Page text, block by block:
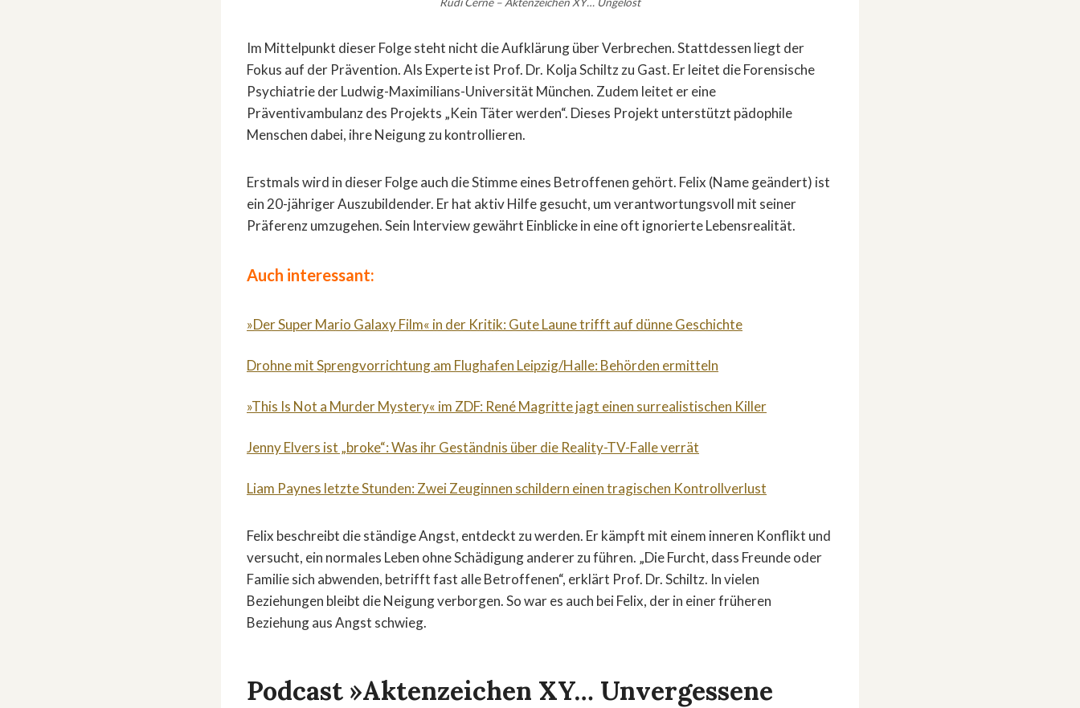
Im Mittelpunkt dieser Folge steht nicht die Aufklärung über Verbrechen. Stattdessen liegt der
Fokus auf der Prävention. Als Experte ist Prof. Dr. Kolja Schiltz zu Gast. Er leitet die Forensische
Psychiatrie der Ludwig-Maximilians-Universität München. Zudem leitet er eine
Präventivambulanz des Projekts „Kein Täter werden“. Dieses Projekt unterstützt pädophile
Menschen dabei, ihre Neigung zu kontrollieren.
Erstmals wird in dieser Folge auch die Stimme eines Betroffenen gehört. Felix (Name geändert) ist
ein 20-jähriger Auszubildender. Er hat aktiv Hilfe gesucht, um verantwortungsvoll mit seiner
Präferenz umzugehen. Sein Interview gewährt Einblicke in eine oft ignorierte Lebensrealität.
Auch interessant:
»Der Super Mario Galaxy Film« in der Kritik: Gute Laune trifft auf dünne Geschichte
Drohne mit Sprengvorrichtung am Flughafen Leipzig/Halle: Behörden ermitteln
»This Is Not a Murder Mystery« im ZDF: René Magritte jagt einen surrealistischen Killer
Jenny Elvers ist „broke“: Was ihr Geständnis über die Reality-TV-Falle verrät
Liam Paynes letzte Stunden: Zwei Zeuginnen schildern einen tragischen Kontrollverlust
Felix beschreibt die ständige Angst, entdeckt zu werden. Er kämpft mit einem inneren Konflikt und
versucht, ein normales Leben ohne Schädigung anderer zu führen. „Die Furcht, dass Freunde oder
Familie sich abwenden, betrifft fast alle Betroffenen“, erklärt Prof. Dr. Schiltz. In vielen
Beziehungen bleibt die Neigung verborgen. So war es auch bei Felix, der in einer früheren
Beziehung aus Angst schwieg.
Podcast »Aktenzeichen XY… Unvergessene